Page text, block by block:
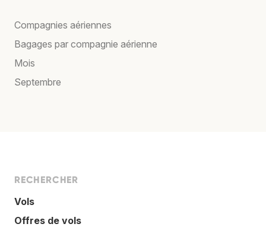
Compagnies aériennes
Bagages par compagnie aérienne
Mois
Septembre
RECHERCHER
Vols
Offres de vols